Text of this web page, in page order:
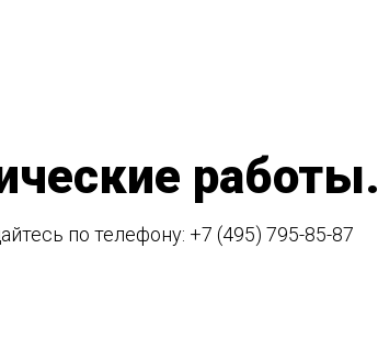
работы.
по телефону: +7 (495) 795-85-87